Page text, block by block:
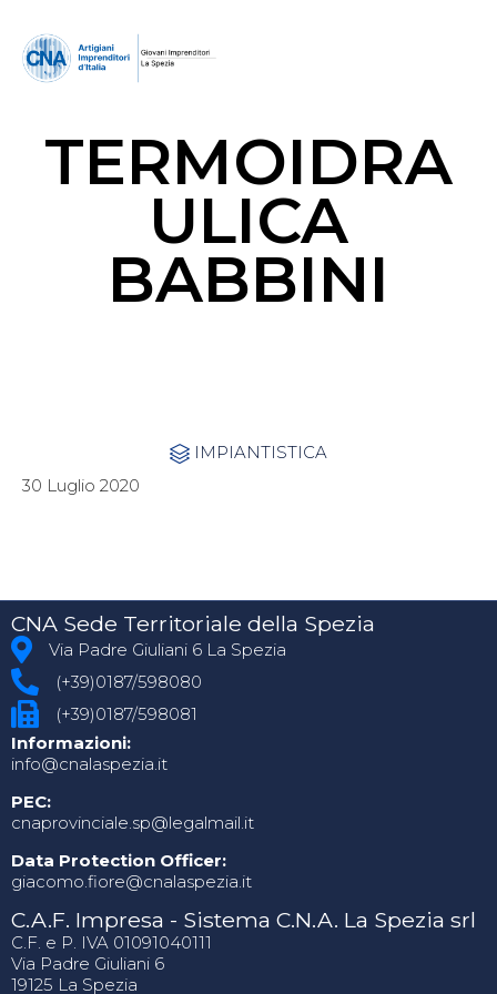
TERMOIDRA
ULICA
BABBINI
 Category
IMPIANTISTICA
30 Luglio 2020
CNA Sede Territoriale della Spezia
Via Padre Giuliani 6 La Spezia
(+39)0187/598080
(+39)0187/598081
Informazioni:
info@cnalaspezia.it
PEC:
cnaprovinciale.sp@legalmail.it
Data Protection Officer:
giacomo.fiore@cnalaspezia.it
C.A.F. Impresa - Sistema C.N.A. La Spezia srl
C.F. e P. IVA 01091040111
Via Padre Giuliani 6
19125 La Spezia